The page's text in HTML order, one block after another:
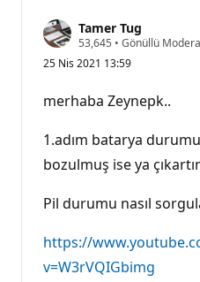
Tamer Tug
53,645 S
y
ı
n
ı
k
p
u
n
• Gönüllü
25 Nis 2021 13:59
merhaba Zeynepk..
1.adım batarya
bozulmuş ise ya
Pil durumu nasıl
https://
v=W3rVQIGbimg